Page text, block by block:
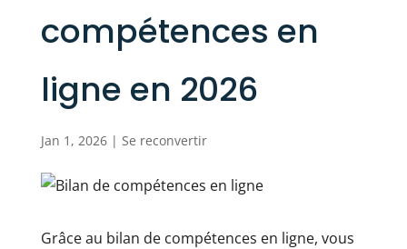
compétences en
ligne en 2026
Jan 1, 2026| Se reconvertir
Grâce au bilan de compétences en ligne, vous